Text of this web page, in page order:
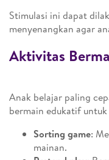
Stimulasi ini dapat
menyenangkan agar
Aktivitas
Anak belajar paling
bermain edukatif
Sorting game:
mainan.